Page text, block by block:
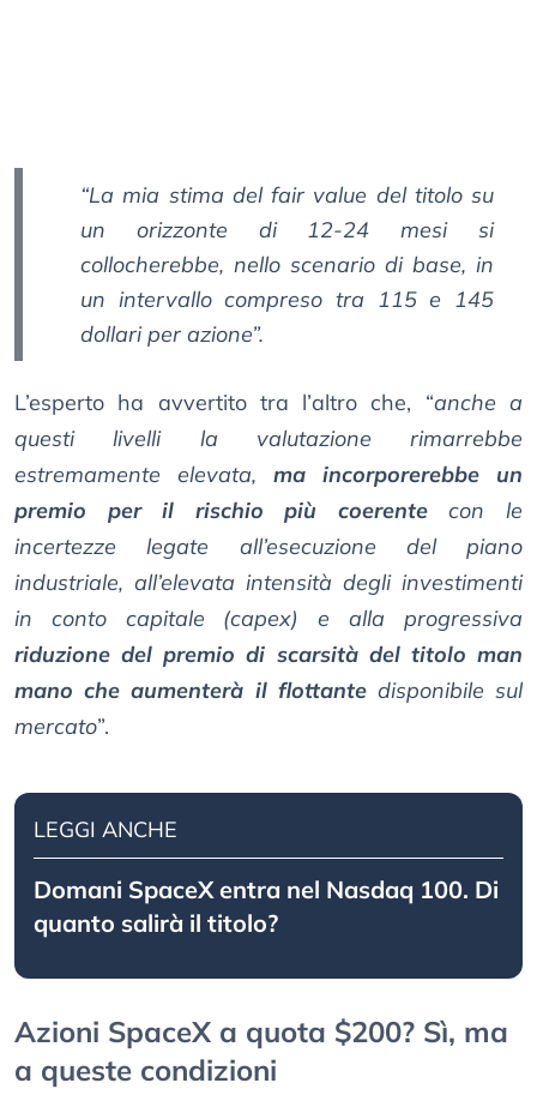
“La mia stima del fair value del titolo su
un orizzonte di 12-24 mesi si
collocherebbe, nello scenario di base, in
un intervallo compreso tra 115 e 145
dollari per azione”.
L’esperto ha avvertito tra l’altro che, “anche a
questi livelli la valutazione rimarrebbe
estremamente elevata, ma incorporerebbe un
premio per il rischio più coerentecon le
incertezze legate all’esecuzione del piano
industriale, all’elevata intensità degli investimenti
in conto capitale (capex) e alla progressiva
riduzione del premio di scarsità del titolo man
mano che aumenterà il flottantedisponibile sul
mercato”.
LEGGI ANCHE
Domani SpaceX entra nel Nasdaq 100. Di
quanto salirà il titolo?
Azioni SpaceX a quota $200? Sì, ma
a queste condizioni